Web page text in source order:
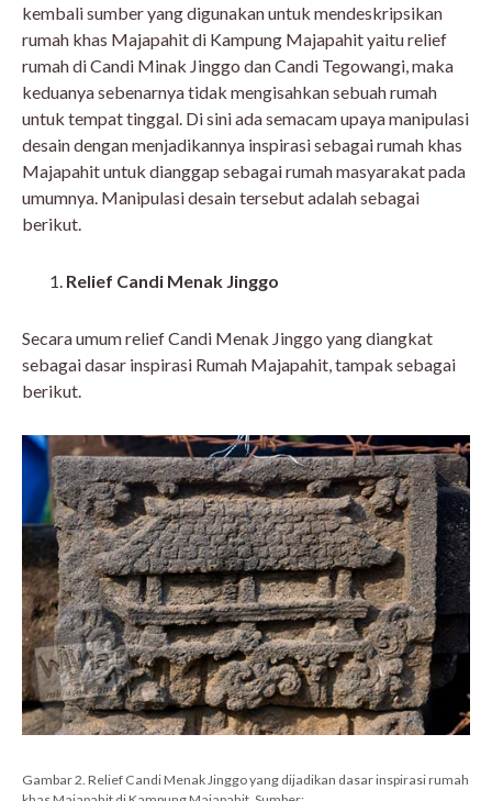
kembali sumber yang digunakan untuk mendeskripsikan
rumah khas Majapahit di Kampung Majapahit yaitu relief
rumah di Candi Minak Jinggo dan Candi Tegowangi, maka
keduanya sebenarnya tidak mengisahkan sebuah rumah
untuk tempat tinggal. Di sini ada semacam upaya manipulasi
desain dengan menjadikannya inspirasi sebagai rumah khas
Majapahit untuk dianggap sebagai rumah masyarakat pada
umumnya. Manipulasi desain tersebut adalah sebagai
berikut.
Relief Candi Menak Jinggo
Secara umum relief Candi Menak Jinggo yang diangkat
sebagai dasar inspirasi Rumah Majapahit, tampak sebagai
berikut.
Gambar 2. Relief Candi Menak Jinggo yang dijadikan dasar inspirasi rumah